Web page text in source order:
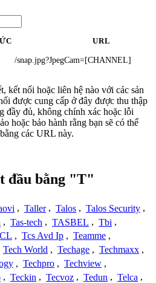
URL
/snap.jpg?JpegCam=[CHANNEL]
kết nối hoặc liên hệ nào với các sản
được cung cấp ở đây được thu thập
đầy đủ, không chính xác hoặc lỗi
hoặc bảo hành rằng bạn sẽ có thể
các URL này.
đầu bằng "T"
, Taller , Talos , Talos Security ,
, Tas-tech , TASBEL , Tbi ,
, Tcs Avd Ip , Teamme ,
Tech World , Techage , Techmaxx ,
, Techpro , Techview ,
, Teckin , Tecvoz , Tedun , Telca ,